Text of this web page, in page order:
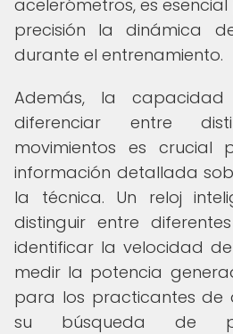
acelerómetros, es
precisión la dinámica
durante el entrenamiento.
Además, la
diferenciar entre
movimientos es crucial
información detallada
la técnica. Un reloj
distinguir entre
identificar la velocidad
medir la potencia
para los practicantes de
su búsqueda de